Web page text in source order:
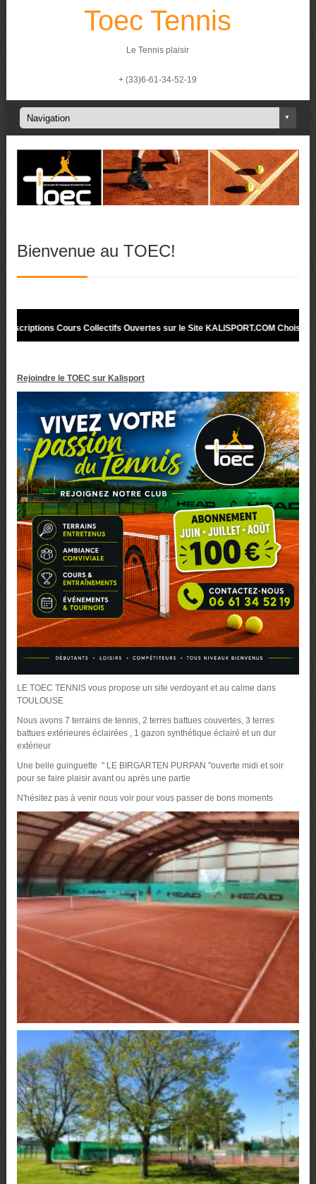
Toec Tennis
Le Tennis plaisir
+ (33)6-61-34-52-19
Bienvenue au TOEC!
Cours Collectifs Ouvertes sur le Site KALISPORT.COM Choisissez le
Rejoindre le TOEC sur Kalisport
LE TOEC TENNIS vous propose un site verdoyant et au calme dans
TOULOUSE
Nous avons 7 terrains de tennis, 2 terres battues couvertes, 3 terres
battues extérieures éclairées , 1 gazon synthétique éclairé et un dur
extérieur
Une belle guinguette " LE BIRGARTEN PURPAN "ouverte midi et soir
pour se faire plaisir avant ou après une partie
N'hésitez pas à venir nous voir pour vous passer de bons moments